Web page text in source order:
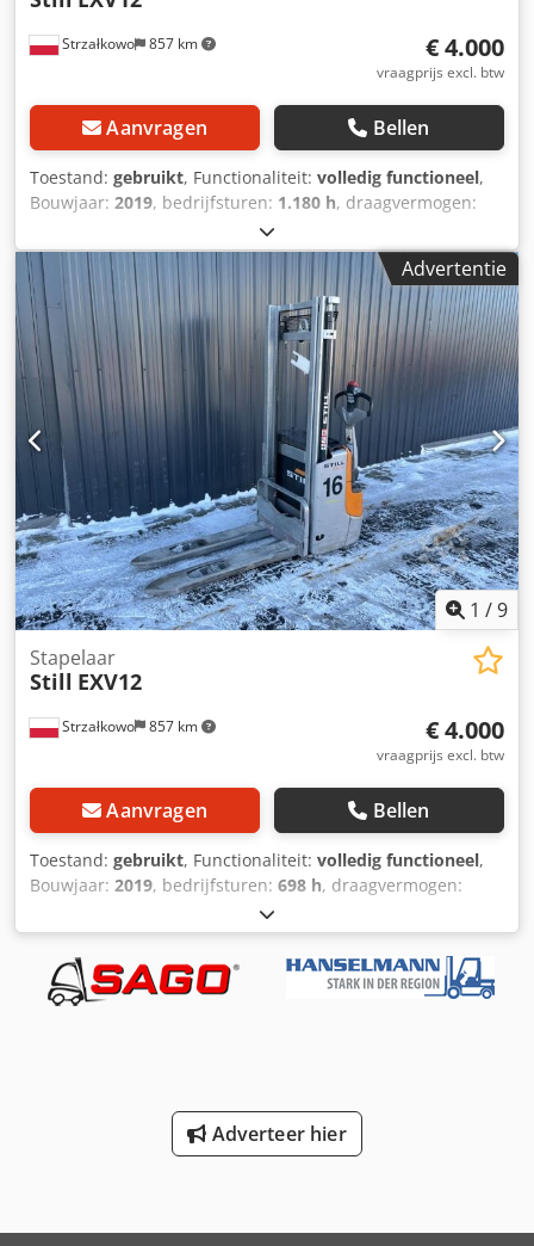
niet-strepend banden.
Strzałkowo 857 km € 4.000
vraagprijs excl. btw
Aanvragen Bellen
Toestand: gebruikt, Functionaliteit: volledig functioneel,
Bouwjaar: 2019, bedrijfsturen: 1.180 h, draagvermogen:
2.924 mm
masttype:Simplex, bouwhoogte:1.940 mm, aandrijftype:
Elektro, Stapelaar Type mast: Standaard Staat: Klaar voor
gebruik en volledig functioneel Technische staat: goed
Batterijvoltage: 24V Dcedeycad Hjpfx Agtek
Advertentie
1 /9
Strzałkowo 857 km
Stapelaar
Still EXV12
€ 4.000
vraagprijs excl. btw
Aanvragen Bellen
Toestand: gebruikt, Functionaliteit: volledig functioneel,
Bouwjaar: 2019, bedrijfsturen: 698 h, draagvermogen:
2.924 mm
masttype:Simplex, bouwhoogte:1.940 mm, aandrijftype:
Elektro
, Stapelaar Dcsdpfx Aeycadyogtjk Type mast:
Standaard Staat: Klaar voor gebruik en volledig functioneel
Technische staat: goed Batterijvoltage: 24V
Adverteer hier